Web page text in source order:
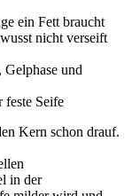
ein Fett braucht
nicht verseift
und
Seife
Kern schon drauf.
in der